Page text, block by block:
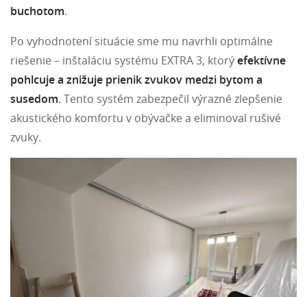
buchotom.
Po vyhodnotení situácie sme mu navrhli optimálne
riešenie – inštaláciu systému EXTRA 3, ktorýefektívne
pohlcuje a znižuje prienik zvukov medzi bytom a
susedom. Tento systém zabezpečil výrazné zlepšenie
akustického komfortu v obývačke a eliminoval rušivé
zvuky.